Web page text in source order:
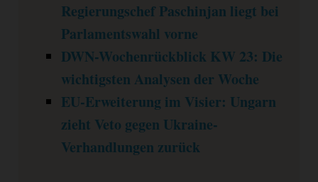
Regierungschef Paschinjan liegt bei
Parlamentswahl vorne
DWN-Wochenrückblick KW 23: Die
wichtigsten Analysen der Woche
EU-Erweiterung im Visier: Ungarn
zieht Veto gegen Ukraine-
Verhandlungen zurück